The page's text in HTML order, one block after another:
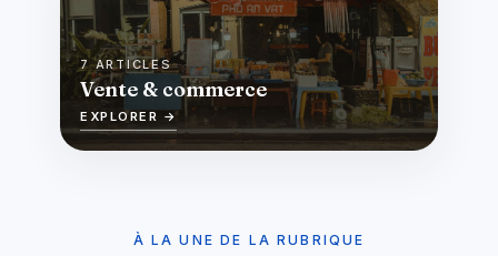
7 ARTICLES
Vente & commerce
EXPLORER →
À LA UNE DE LA RUBRIQUE